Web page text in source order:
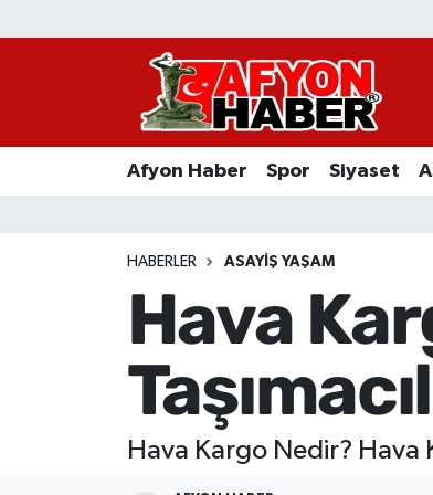
Afyon Haber Spor Siyaset
HABERLER ASAYIŞ YAŞAM
Hava
Hava Kargo Nedir? Hava
Afyon Haber
Asayiş Yaşam